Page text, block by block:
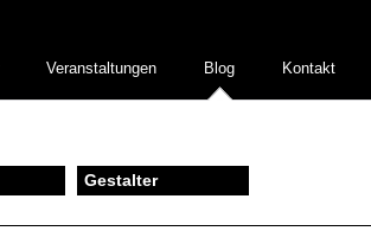
Veranstaltungen Blog Kontakt
Gestalter